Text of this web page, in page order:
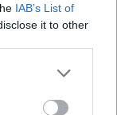
IAB’s List of
it to other
more Google
may click to